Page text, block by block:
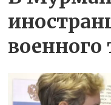
военного